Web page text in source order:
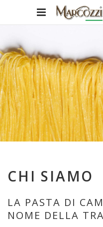
CHI SIAMO
LA PASTA DI
NOME DELLA